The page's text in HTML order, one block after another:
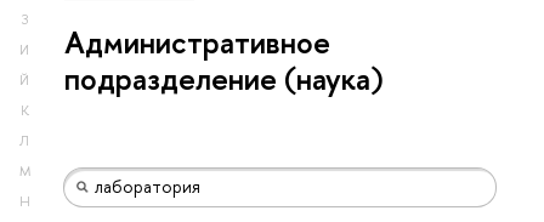
З
И
Й
К
Л
М
Н
Административное
подразделение (наука)